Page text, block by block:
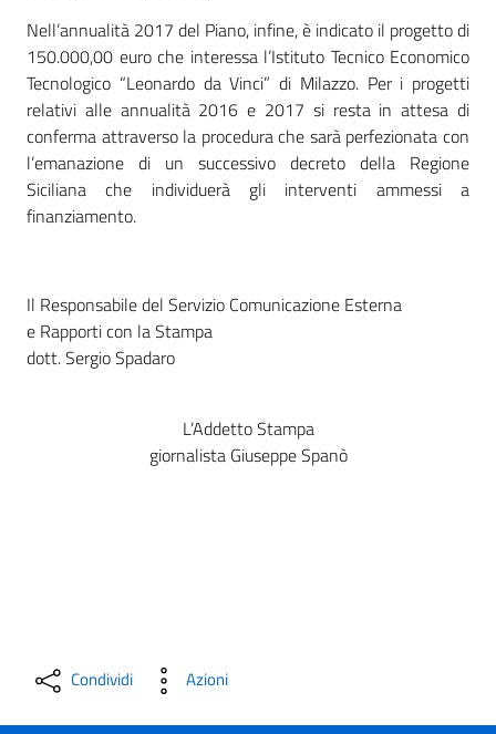
Nell’annualità 2017 del Piano, infine, è indicato il progetto di
150.000,00 euro che interessa l’Istituto Tecnico Economico
Tecnologico “Leonardo da Vinci” di Milazzo. Per i progetti
relativi alle annualità 2016 e 2017 si resta in attesa di
conferma attraverso la procedura che sarà perfezionata con
l’emanazione di un successivo decreto della Regione
Siciliana che individuerà gli interventi ammessi a
finanziamento.
Il Responsabile del Servizio Comunicazione Esterna
e Rapporti con la Stampa
dott. Sergio Spadaro
L’Addetto Stampa
giornalista Giuseppe Spanò
Condividi Azioni